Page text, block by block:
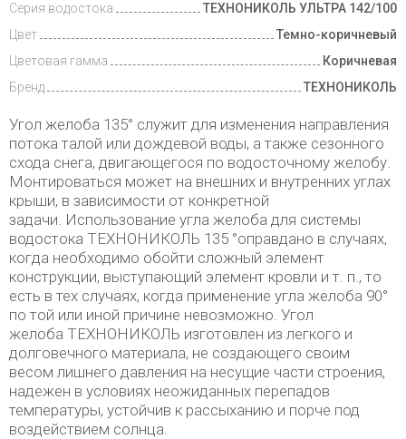
Серия водостока
ТЕХНОНИКОЛЬ УЛЬТРА 142/100
Цвет
Темно-коричневый
Цветовая гамма
Коричневая
Бренд
ТЕХНОНИКОЛЬ
Угол желоба 135° служит для изменения направления
потока талой или дождевой воды, а также сезонного
схода снега, двигающегося по водосточному желобу.
Монтироваться может на внешних и внутренних углах
крыши, в зависимости от конкретной
задачи. Использование угла желоба для системы
водостока ТЕХНОНИКОЛЬ 135 °оправдано в случаях,
когда необходимо обойти сложный элемент
конструкции, выступающий элемент кровли и т. п., то
есть в тех случаях, когда применение угла желоба 90°
по той или иной причине невозможно. Угол
желоба ТЕХНОНИКОЛЬ изготовлен из легкого и
долговечного материала, не создающего своим
весом лишнего давления на несущие части строения,
надежен в условиях неожиданных перепадов
температуры, устойчив к рассыханию и порче под
воздействием солнца.